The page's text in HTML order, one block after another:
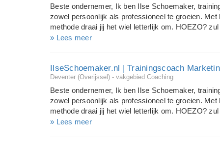
2008 heden PROGRESZ HBO Docent Engels
Sep 2005 Mrt 2006 DUTCH DELTA UNIVERSITY
Okt 2002 Jul 2005 HBO NEDERLAND Arnhem en
2002 heden APELDOORNS TALENCENT...
Beste ondernemer, Ik ben Ilse Schoemaker,
zowel persoonlijk als professioneel te groeien.
methode draai jij het wiel letterlijk om. HOEZO?
vertellen. ;-) Ik werk al meer dan 20 jaar in de
resultaat werd gehaald. Zo, ontzettend jammer.
simpel. Als jij jouw plan zelf schrijft, wordt het plan
ook alle stappen die nodig zijn om jouw resultaat
TRAINING MET INDIVIDUELE COACHING En
ontwikkeld. Jij doorloopt op jouw eigen tempo
» Lees meer
IlseSchoemaker.nl | Trainingscoach
Deventer (Overijssel) - vakgebied Coaching
Beste ondernemer, Ik ben Ilse Schoemaker,
zowel persoonlijk als professioneel te groeien.
methode draai jij het wiel letterlijk om. HOEZO?
vertellen. ;-) Ik werk al meer dan 20 jaar in de
» Lees meer